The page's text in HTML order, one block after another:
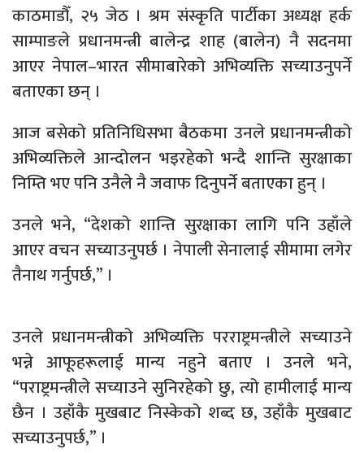
काठमाडौँ, २५ जेठ । श्रम संस्कृति पार्टीका अध्यक्ष हर्क
साम्पाङले प्रधानमन्त्री बालेन्द्र शाह (बालेन) नै सदनमा
आएर नेपाल–भारत सीमाबारेको अभिव्यक्ति सच्याउनुपर्ने
बताएका छन् ।
आज बसेको प्रतिनिधिसभा बैठकमा उनले प्रधानमन्त्रीको
अभिव्यक्तिले आन्दोलन भइरहेको भन्दै शान्ति सुरक्षाका
निम्ति भए पनि उनैले नै जवाफ दिनुपर्ने बताएका हुन् ।
उनले भने, “देशको शान्ति सुरक्षाका लागि पनि उहाँले
आएर वचन सच्याउनुपर्छ । नेपाली सेनालाई सीमामा लगेर
तैनाथ गर्नुपर्छ,” ।
उनले प्रधानमन्त्रीको अभिव्यक्ति परराष्ट्रमन्त्रीले सच्याउने
भन्ने आफूहरूलाई मान्य नहुने बताए । उनले भने,
“पराष्ट्रमन्त्रीले सच्याउने सुनिरहेको छु, त्यो हामीलाई मान्य
छैन । उहाँकै मुखबाट निस्केको शब्द छ, उहाँकै मुखबाट
सच्याउनुपर्छ,” ।